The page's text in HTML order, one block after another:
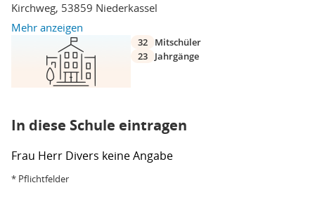
Kirchweg, 53859 Niederkassel
Mehr anzeigen
32
Mitschüler
23
Jahrgänge
In diese Schule eintragen
Frau Herr Divers keine Angabe
* Pflichtfelder